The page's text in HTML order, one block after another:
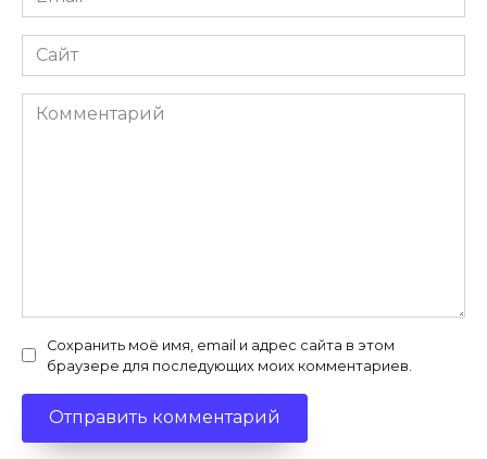
*
Сайт
Комментарий
Сохранить моё имя, email и адрес сайта в этом
браузере для последующих моих комментариев.